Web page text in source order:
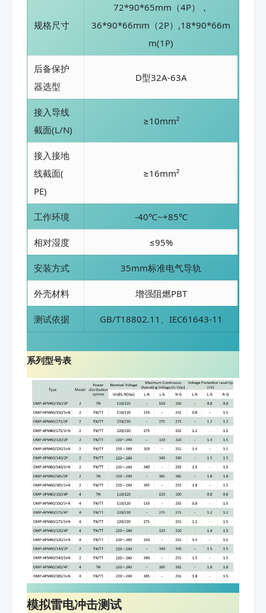
规格尺寸
72*90*65mm（4P），
36*90*66mm（2P）,18*90*66m
m(1P)
后备保护
器选型
D型32A-63A
接入导线
截面(L/N)
≥10mm²
接入接地
线截面(
PE)
≥16mm²
工作环境 -40℃~+85℃
相对湿度 ≤95%
安装方式 35mm标准电气导轨
外壳材料 增强阻燃PBT
测试依据 GB/T18802.11、IEC61643-11
系列型号表
模拟雷电冲击测试